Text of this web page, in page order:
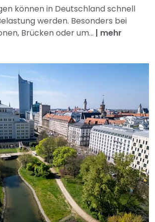
können in Deutschland schnell
werden. Besonders bei
Brücken oder um... | mehr